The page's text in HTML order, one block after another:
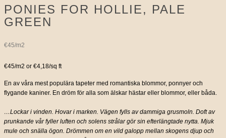
PONIES FOR HOLLIE, PALE
GREEN
€45/m2
€45/m2 or €4,18/sq ft
En av våra mest populära tapeter med romantiska blommor, ponnyer och
flygande kaniner. En dröm för alla som älskar hästar eller blommor, eller båda.
…Lockar i vinden. Hovar i marken. Vägen fylls av dammiga grusmoln. Doft av
prunkande vår fyller luften och solens strålar gör sin efterlängtade nytta. Mjuk
mule och snälla ögon. Drömmen om en vild galopp mellan skogens djup och